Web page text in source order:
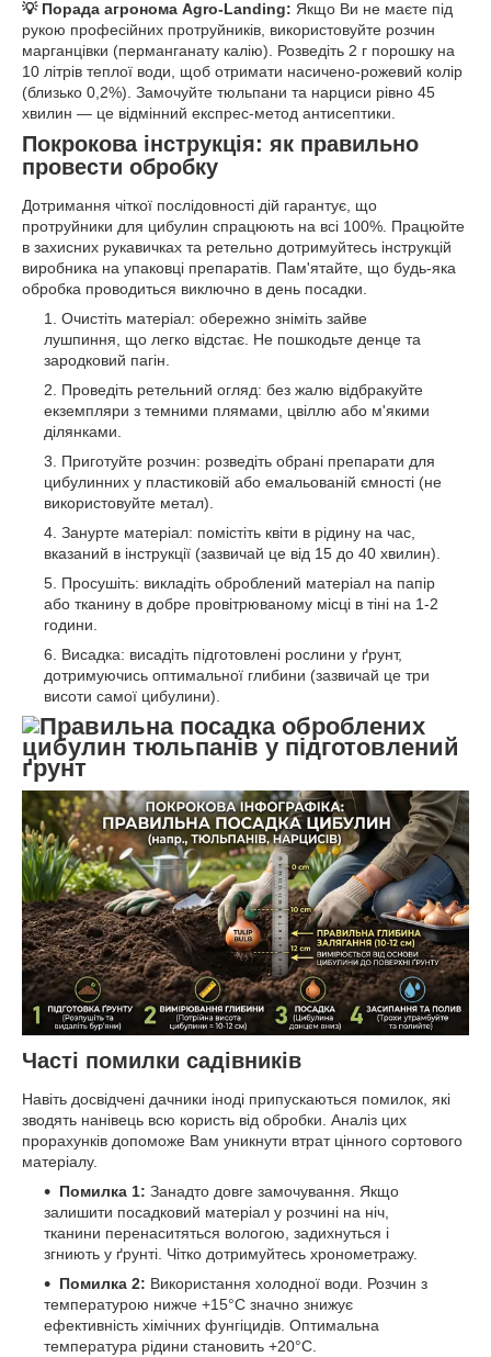
💡 Порада агронома Agro-Landing: Якщо Ви не маєте під
рукою професійних протруйників, використовуйте розчин
марганцівки (перманганату калію). Розведіть 2 г порошку на
10 літрів теплої води, щоб отримати насичено-рожевий колір
(близько 0,2%). Замочуйте тюльпани та нарциси рівно 45
хвилин — це відмінний експрес-метод антисептики.
Покрокова інструкція: як правильно
провести обробку
Дотримання чіткої послідовності дій гарантує, що
протруйники для цибулин спрацюють на всі 100%. Працюйте
в захисних рукавичках та ретельно дотримуйтесь інструкцій
виробника на упаковці препаратів. Пам'ятайте, що будь-яка
обробка проводиться виключно в день посадки.
Очистіть матеріал: обережно зніміть зайве
лушпиння, що легко відстає. Не пошкодьте денце та
зародковий пагін.
Проведіть ретельний огляд: без жалю відбракуйте
екземпляри з темними плямами, цвіллю або м'якими
ділянками.
Приготуйте розчин: розведіть обрані препарати для
цибулинних у пластиковій або емальованій ємності (не
використовуйте метал).
Занурте матеріал: помістіть квіти в рідину на час,
вказаний в інструкції (зазвичай це від 15 до 40 хвилин).
Просушіть: викладіть оброблений матеріал на папір
або тканину в добре провітрюваному місці в тіні на 1-2
години.
Висадка: висадіть підготовлені рослини у ґрунт,
дотримуючись оптимальної глибини (зазвичай це три
висоти самої цибулини).
Часті помилки садівників
Навіть досвідчені дачники іноді припускаються помилок, які
зводять нанівець всю користь від обробки. Аналіз цих
прорахунків допоможе Вам уникнути втрат цінного сортового
матеріалу.
Помилка 1: Занадто довге замочування. Якщо
залишити посадковий матеріал у розчині на ніч,
тканини перенаситяться вологою, задихнуться і
згниють у ґрунті. Чітко дотримуйтесь хронометражу.
Помилка 2: Використання холодної води. Розчин з
температурою нижче +15°C значно знижує
ефективність хімічних фунгіцидів. Оптимальна
температура рідини становить +20°C.